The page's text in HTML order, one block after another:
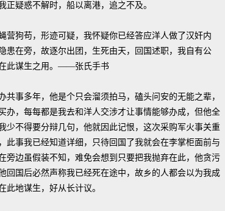
疑惑不解时，船以离港，追之不及。
狗苟，形迹可疑，我怀疑你已经答应洋人做了汉奸内
患在旁，故逐尔出团，生死由天，回国述职，我自有公
此谋生之用。——张氏手书
事多年，他是个只会溜须拍马，磕头问安的无能之辈，
办，每每都是我去和洋人交涉才让事情能够办成，但他全
少不得要分辩几句，他就因此记恨，这次采购军火事关重
此事我已经知道详细，只待回国了我就会在李掌柜面前与
旁边虽假装不知，难免会想到只要把我抛弃在此，他贪污
回国后必然声称我已经死在途中，故乡的人都会以为我成
此地谋生，好从长计议。